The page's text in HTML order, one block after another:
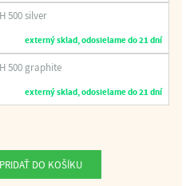
500 silver
externý sklad, odosielame do 21 dní
500 graphite
externý sklad, odosielame do 21 dní
PRIDAŤ DO KOŠÍKU